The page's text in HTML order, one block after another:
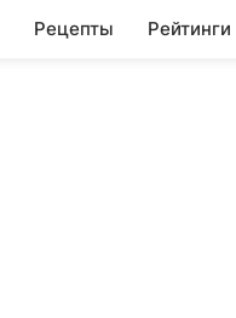
Рецепты Рейтинги